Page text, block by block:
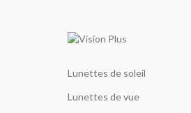
Lunettes de soleil
Lunettes de vue